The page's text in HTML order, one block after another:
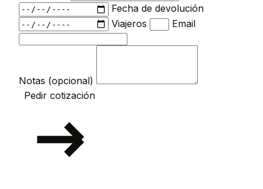
Fecha de devolución
Viajeros
Email
Notas (opcional)
Pedir cotización